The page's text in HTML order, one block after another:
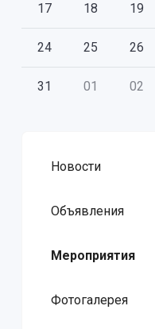
17 18 19
24 25 26
31 01 02
Новости
Объявления
Мероприятия
Фотогалерея